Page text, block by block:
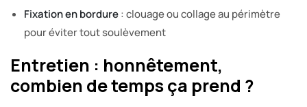
Fixation en bordure: clouage ou collage au périmètre
pour éviter tout soulèvement
Entretien : honnêtement,
combien de temps ça prend ?